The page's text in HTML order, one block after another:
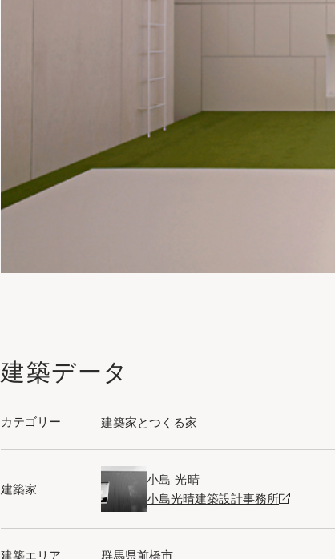
建築データ
カテゴリー 建築家とつくる家
建築家
小島 光晴
小島光晴建築設計事務所
建築エリア 群馬県前橋市